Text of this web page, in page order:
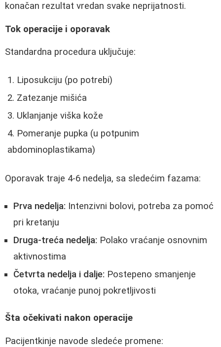
konačan rezultat vredan svake neprijatnosti.
Tok operacije i oporavak
Standardna procedura uključuje:
Liposukciju (po potrebi)
Zatezanje mišića
Uklanjanje viška kože
Pomeranje pupka (u potpunim
abdominoplastikama)
Oporavak traje 4-6 nedelja, sa sledećim fazama:
Prva nedelja: Intenzivni bolovi, potreba za pomoć
pri kretanju
Druga-treća nedelja: Polako vraćanje osnovnim
aktivnostima
Četvrta nedelja i dalje: Postepeno smanjenje
otoka, vraćanje punoj pokretljivosti
Šta očekivati nakon operacije
Pacijentkinje navode sledeće promene: